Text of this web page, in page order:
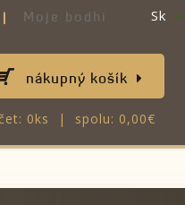
Sk
Moje bodhi
nákupný košík
0ks | spolu: 0,00€